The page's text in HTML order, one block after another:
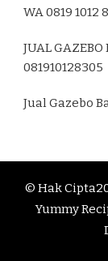
WA 0819 1012
JUAL GAZEBO
081910128305
Jual Gazebo
© Hak
Yummy